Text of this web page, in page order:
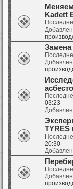
Kadett
03:23
TYRES
20:30